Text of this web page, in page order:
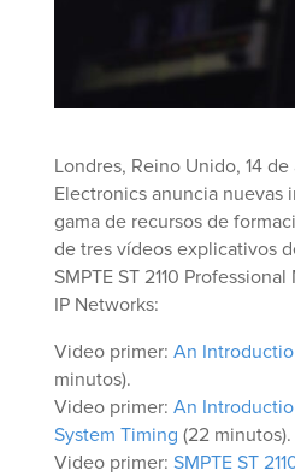
Londres, Reino Unido, 14
Electronics anuncia nuevas
gama de recursos de
de tres vídeos explicativos
SMPTE ST 2110
IP Networks:
Video primer: An
minutos).
Video primer: An
System Timing (22 minutos).
Video primer: SMPTE ST